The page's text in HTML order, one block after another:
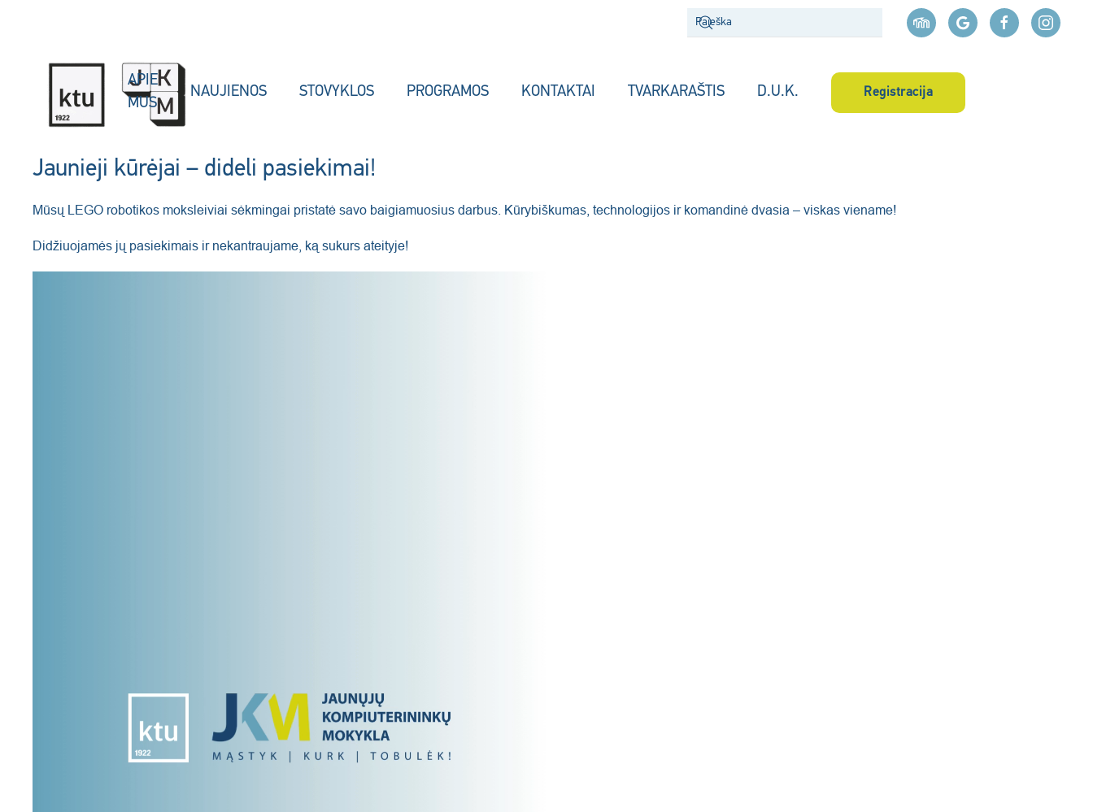
APIE
MUS
NAUJIENOS STOVYKLOS PROGRAMOS KONTAKTAI TVARKARAŠTIS D.U.K. Registracija
Jaunieji kūrėjai – dideli pasiekimai!
Mūsų LEGO robotikos moksleiviai sėkmingai pristatė savo baigiamuosius darbus. Kūrybiškumas, technologijos ir komandinė dvasia – viskas viename!
Didžiuojamės jų pasiekimais ir nekantraujame, ką sukurs ateityje!